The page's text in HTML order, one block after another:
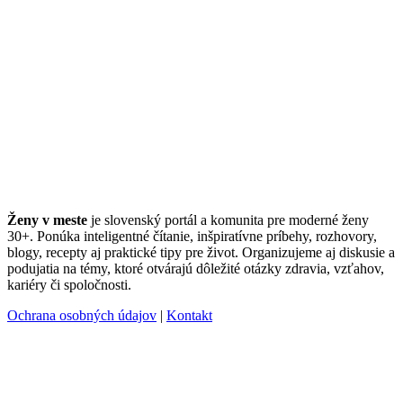
Ženy v meste je slovenský portál a komunita pre moderné ženy
30+. Ponúka inteligentné čítanie, inšpiratívne príbehy, rozhovory,
blogy, recepty aj praktické tipy pre život. Organizujeme aj diskusie a
podujatia na témy, ktoré otvárajú dôležité otázky zdravia, vzťahov,
kariéry či spoločnosti.
Ochrana osobných údajov | Kontakt